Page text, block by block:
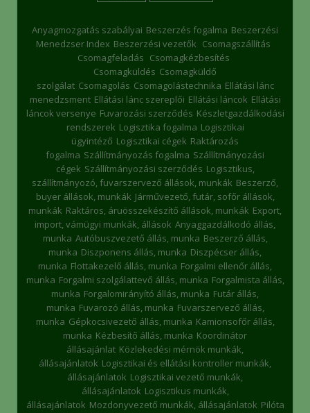
Anyagmozgatás szabályai Beszerzés fogalma Beszerzési
Menedzser Index Beszerzési vezetők Csomagszállítás
Csomagfeladás Csomagkézbesítés
Csomagküldés Csomagküldő
szolgálat Csomagolás Csomagolástechnika Ellátási lánc
menedzsment Ellátási lánc szereplői Ellátási láncok Ellátási
láncok versenye Fuvarozási szerződés Készletgazdálkodási
rendszerek Logisztika fogalma Logisztikai
ügyintéző Logisztikai cégek Raktározás
fogalma Szállítmányozás fogalma Szállítmányozási
cégek Szállítmányozási szerződés Logisztikus,
szállítmányozó, fuvarszervező állások, munkák Beszerző,
buyer állások, munkák Járművezető, futár, sofőr állások,
munkák Raktáros, áruösszekészítő állások, munkák Export,
import, vámügyi munkák, állások Anyaggazdálkodó állás,
munka Autóbuszvezető állás, munka Beszerző állás,
munka Diszponens állás, munka Diszpécser állás,
munka Flottakezelő állás, munka Forgalmi ellenőr állás,
munka Forgalmi szolgálattevő állás, munka Forgalmista állás,
munka Forgalomirányító állás, munka Futár állás,
munka Fuvarozó állás, munka Fuvarszervező állás,
munka Gépkocsivezető állás, munka Kamionsofőr állás,
munka Kézbesítő állás, munka Koordinátor
állásajánlat Közlekedési mérnök munkák,
állásajánlatok Logisztikai és ellátási kontroller munkák,
állásajánlatok Logisztikai vezető munkák,
állásajánlatok Logisztikus munkák,
állásajánlatok Mozdonyvezető munkák, állásajánlatok Pilóta